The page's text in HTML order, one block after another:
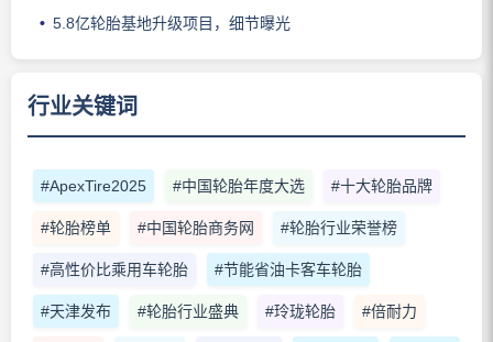
5.8亿轮胎基地升级项目，细节曝光
行业关键词
#ApexTire2025 #中国轮胎年度大选 #十大轮胎品牌
#轮胎榜单 #中国轮胎商务网 #轮胎行业荣誉榜
#高性价比乘用车轮胎 #节能省油卡客车轮胎
#天津发布 #轮胎行业盛典 #玲珑轮胎 #倍耐力